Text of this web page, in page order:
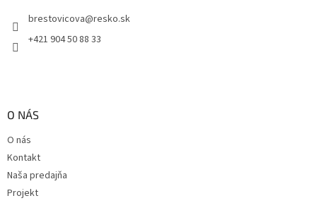
brestovicova@resko.sk
+421 904 50 88 33
O NÁS
O nás
Kontakt
Naša predajňa
Projekt